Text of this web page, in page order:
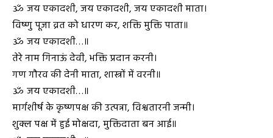
ॐ जय एकादशी, जय एकादशी, जय एकादशी माता।
विष्णु पूजा व्रत को धारण कर, शक्ति मुक्ति पाता॥
ॐ जय एकादशी…॥
तेरे नाम गिनाऊं देवी, भक्ति प्रदान करनी।
गण गौरव की देनी माता, शास्त्रों में वरनी॥
ॐ जय एकादशी…॥
मार्गशीर्ष के कृष्णपक्ष की उत्पन्ना, विश्वतारनी जन्मी।
शुक्ल पक्ष में हुई मोक्षदा, मुक्तिदाता बन आई॥